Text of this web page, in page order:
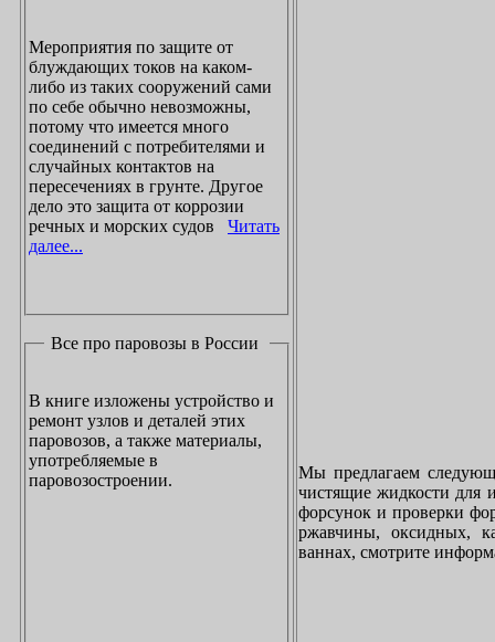
Мероприятия по защите от
блуждающих токов на каком-
либо из таких сооружений сами
по себе обычно невозможны,
потому что имеется много
соединений с потребителями и
случайных контактов на
пересечениях в грунте. Другое
дело это защита от коррозии
речных и морских судов Читать
далее...
Все про паровозы в России
В книге изложены устройство и
ремонт узлов и деталей этих
паровозов, а также материалы,
употребляемые в
паровозостроении.
Мы предлагаем
чистящие жидкости для
форсунок и проверки
ржавчины, оксидных,
ваннах, смотрите